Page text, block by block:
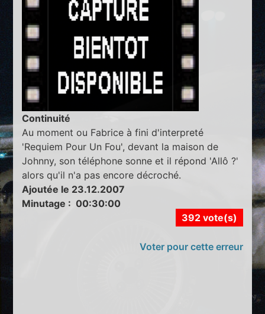
Continuité
Au moment ou Fabrice à fini d'interpreté
'Requiem Pour Un Fou', devant la maison de
Johnny, son téléphone sonne et il répond 'Allô ?'
alors qu'il n'a pas encore décroché.
Ajoutée le 23.12.2007
Minutage : 00:30:00
392 vote(s)
Voter pour cette erreur